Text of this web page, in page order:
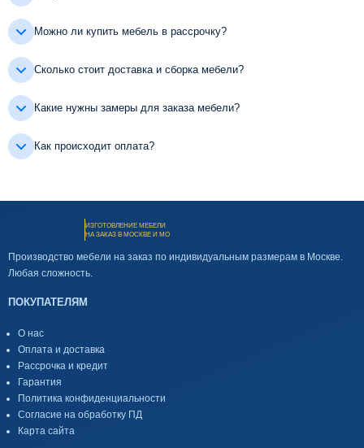
Можно ли купить мебель в рассрочку?
Сколько стоит доставка и сборка мебели?
Какие нужны замеры для заказа мебели?
Как происходит оплата?
ИЗГОТОВЛЕНИЕ МЕБЕЛИ
НА ЗАКАЗ В МОСКВЕ И МО
Производство мебели на заказ по индивидуальным размерам в Москве.
Любая сложность.
ПОКУПАТЕЛЯМ
О нас
Оплата и доставка
Рассрочка и кредит
Гарантия
Политика конфиденциальности
Согласие на обработку ПД
Карта сайта